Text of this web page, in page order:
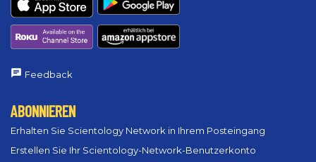
Feedback
ABONNIEREN
Erhalten Sie Scientology Network in Ihrem Posteingang
Erstellen Sie Ihr Scientology-Network-Benutzerkonto